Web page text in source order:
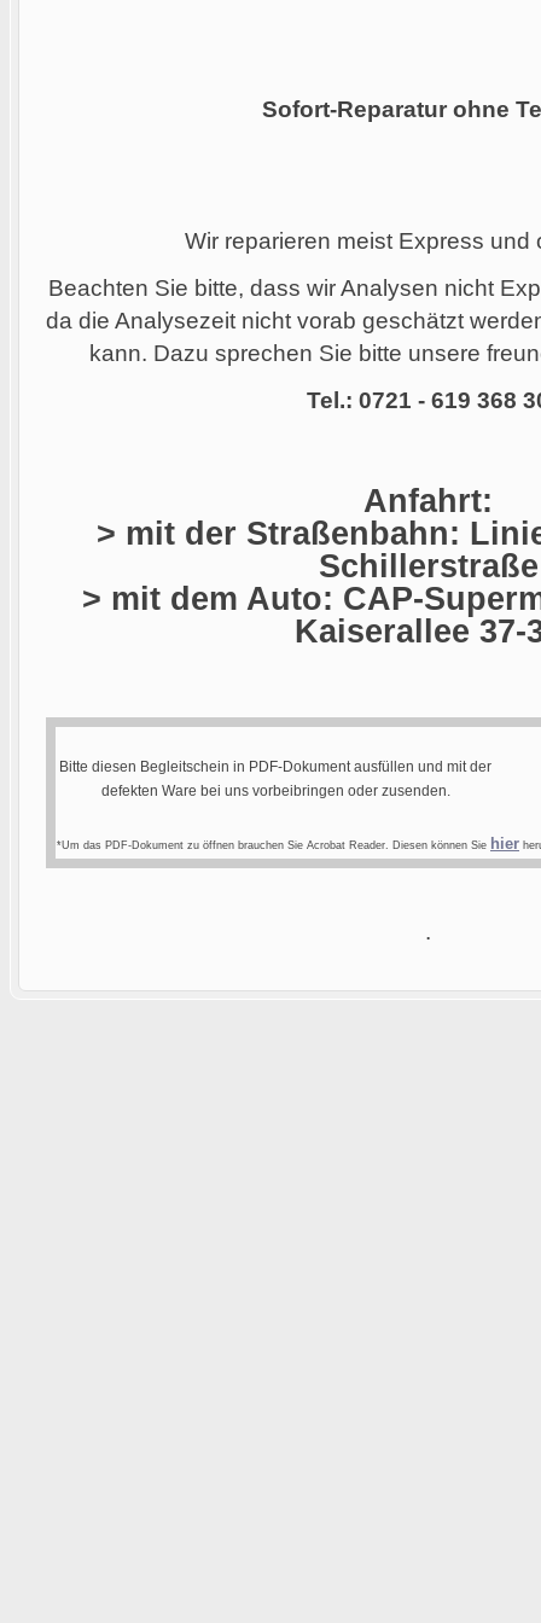
Sofort-Reparatur ohne
Wir reparieren meist Express und
Beachten Sie bitte, dass wir Analysen nicht
da die Analysezeit nicht vorab geschätzt
kann. Dazu sprechen Sie bitte unsere
Tel.: 0721 - 619 368
Anfahrt:
> mit der Straßenbahn:
Schillerstraße
> mit dem Auto: CAP-
Kaiserallee 37-
Bitte diesen Begleitschein in PDF-Dokument ausfüllen und mit der
defekten Ware bei uns vorbeibringen oder zusenden.
*Um das PDF-Dokument zu öffnen brauchen Sie Acrobat Reader. Diesen können Sie hier
.